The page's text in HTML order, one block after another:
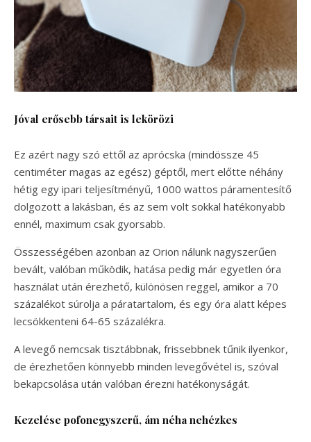
Jóval erősebb társait is lekörözi
Ez azért nagy szó ettől az aprócska (mindössze 45
centiméter magas az egész) géptől, mert előtte néhány
hétig egy ipari teljesítményű, 1000 wattos páramentesítő
dolgozott a lakásban, és az sem volt sokkal hatékonyabb
ennél, maximum csak gyorsabb.
Összességében azonban az Orion nálunk nagyszerűen
bevált, valóban működik, hatása pedig már egyetlen óra
használat után érezhető, különösen reggel, amikor a 70
százalékot súrolja a páratartalom, és egy óra alatt képes
lecsökkenteni 64-65 százalékra.
A levegő nemcsak tisztábbnak, frissebbnek tűnik ilyenkor,
de érezhetően könnyebb minden levegővétel is, szóval
bekapcsolása után valóban érezni hatékonyságát.
Kezelése pofonegyszerű, ám néha nehézkes